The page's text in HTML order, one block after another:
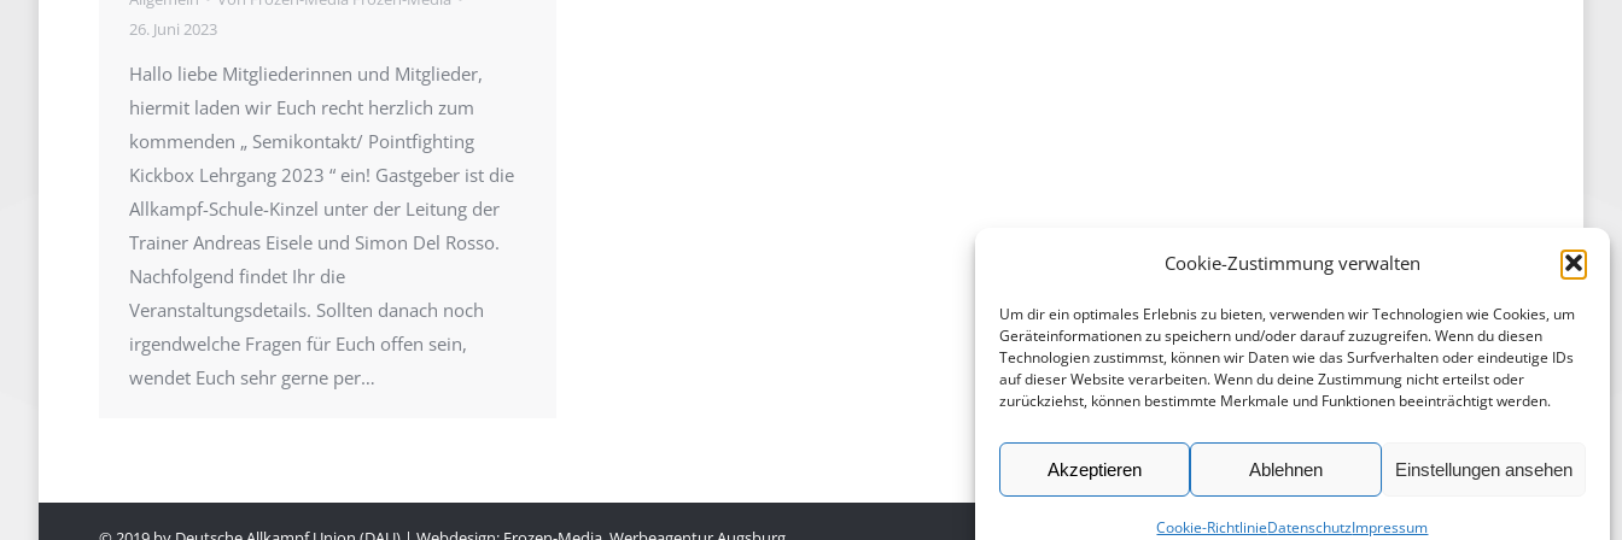
Cookie-Zustimmung verwalten
Um dir ein optimales Erlebnis zu bieten, verwenden wir Technologien wie Cookies, um
Geräteinformationen zu speichern und/oder darauf zuzugreifen. Wenn du diesen
Technologien zustimmst, können wir Daten wie das Surfverhalten oder eindeutige IDs
auf dieser Website verarbeiten. Wenn du deine Zustimmung nicht erteilst oder
zurückziehst, können bestimmte Merkmale und Funktionen beeinträchtigt werden.
Akzeptieren Ablehnen Einstellungen ansehen
Cookie-RichtlinieDatenschutzImpressum
26. Juni 2023
Hallo liebe Mitgliederinnen und Mitglieder,
hiermit laden wir Euch recht herzlich zum
kommenden „ Semikontakt/ Pointfighting
Kickbox Lehrgang 2023 “ ein! Gastgeber ist die
Allkampf-Schule-Kinzel unter der Leitung der
Trainer Andreas Eisele und Simon Del Rosso.
Nachfolgend findet Ihr die
Veranstaltungsdetails. Sollten danach noch
irgendwelche Fragen für Euch offen sein,
wendet Euch sehr gerne per…